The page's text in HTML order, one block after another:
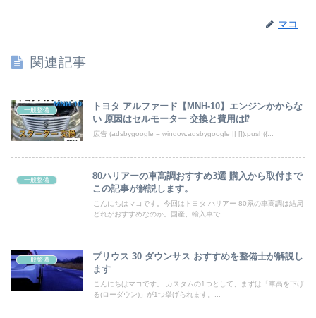
マコ
関連記事
一般整備
トヨタ アルファード【MNH-10】エンジンかからな
い 原因はセルモーター 交換と費用は⁉
広告 (adsbygoogle = window.adsbygoogle || []).push({...
一般整備
80ハリアーの車高調おすすめ3選 購入から取付まで
この記事が解説します。
こんにちはマコです。今回はトヨタ ハリアー 80系の車高調は結局
どれがおすすめなのか。国産、輸入車で...
一般整備
プリウス 30 ダウンサス おすすめを整備士が解説し
ます
こんにちはマコです。 カスタムの1つとして、まずは「車高を下げ
る(ローダウン)」が1つ挙げられます。...